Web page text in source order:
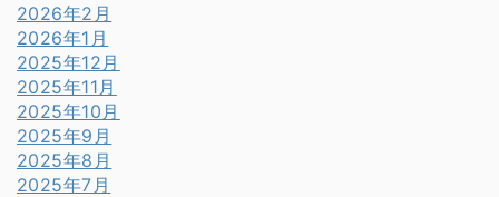
2026年2月
2026年1月
2025年12月
2025年11月
2025年10月
2025年9月
2025年8月
2025年7月